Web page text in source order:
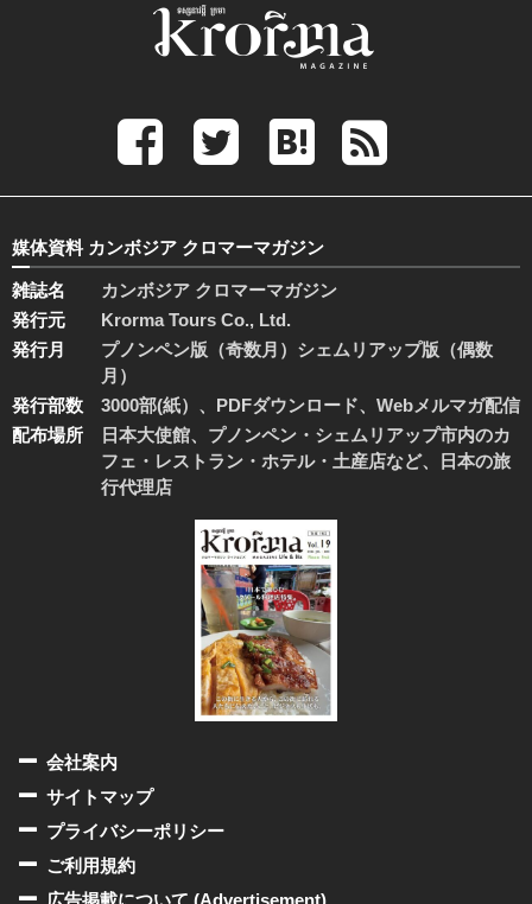
媒体資料 カンボジア クロマーマガジン
雑誌名
カンボジア クロマーマガジン
発行元
Krorma Tours Co., Ltd.
発行月
プノンペン版（奇数月）シェムリアップ版（偶数
月）
発行部数
3000部(紙）、PDFダウンロード、Webメルマガ配信
配布場所
日本大使館、プノンペン・シェムリアップ市内のカ
フェ・レストラン・ホテル・土産店など、日本の旅
行代理店
会社案内
サイトマップ
プライバシーポリシー
ご利用規約